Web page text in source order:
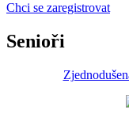
Chci se zaregistrovat
Senioři